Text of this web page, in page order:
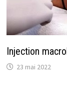
Injection
23 mai 2022